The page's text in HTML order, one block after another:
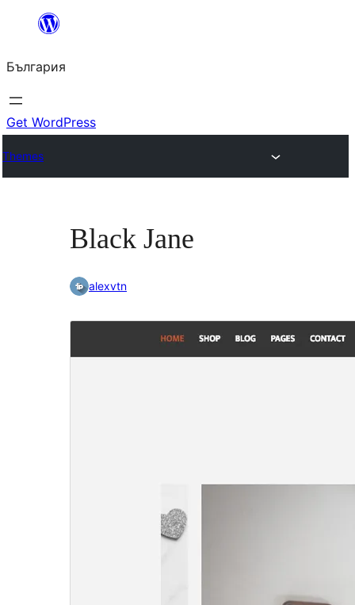
България
Get WordPress
Themes
Black Jane
alexvtn